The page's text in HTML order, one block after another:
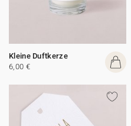
Kleine Duftkerze
6,00 €